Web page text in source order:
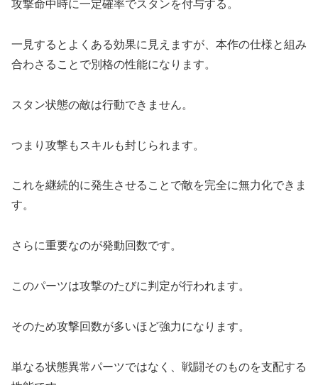
攻撃命中時に一定確率でスタンを付与する。
一見するとよくある効果に見えますが、本作の仕様と組み
合わさることで別格の性能になります。
スタン状態の敵は行動できません。
つまり攻撃もスキルも封じられます。
これを継続的に発生させることで敵を完全に無力化できま
す。
さらに重要なのが発動回数です。
このパーツは攻撃のたびに判定が行われます。
そのため攻撃回数が多いほど強力になります。
単なる状態異常パーツではなく、戦闘そのものを支配する